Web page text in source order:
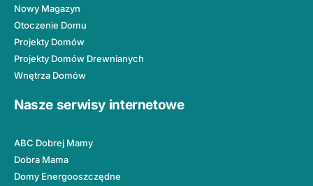
Nowy Magazyn
Otoczenie Domu
Projekty Domów
Projekty Domów Drewnianych
Wnętrza Domów
Nasze serwisy internetowe
ABC Dobrej Mamy
Dobra Mama
Domy Energooszczędne